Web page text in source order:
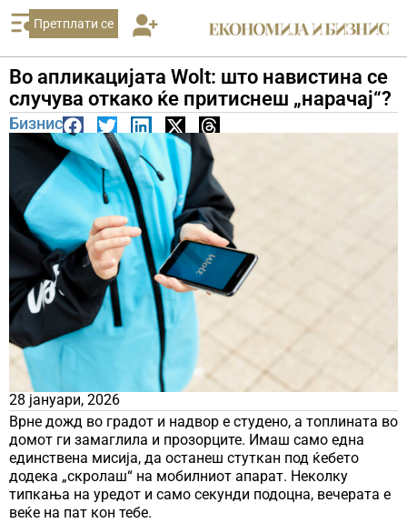
Претплати се
Во апликацијата Wolt: што навистина се
случува откако ќе притиснеш „нарачај“?
Бизнис
28 јануари, 2026
Врне дожд во градот и надвор е студено, а топлината во
домот ги замаглила и прозорците. Имаш само една
единствена мисија, да останеш стуткан под ќебето
додека „скролаш“ на мобилниот апарат. Неколку
типкања на уредот и само секунди подоцна, вечерата е
веќе на пат кон тебе.